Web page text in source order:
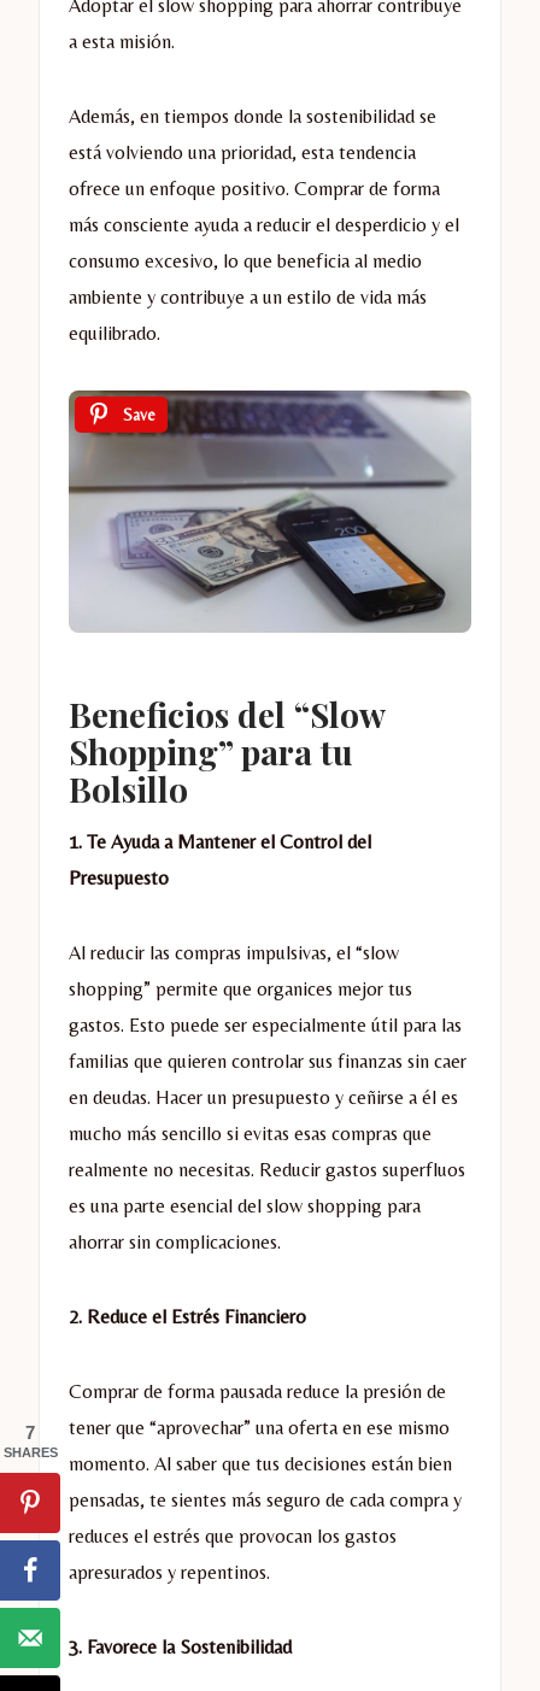
Adoptar el slow shopping para ahorrar contribuye
a esta misión.
Además, en tiempos donde la sostenibilidad se
está volviendo una prioridad, esta tendencia
ofrece un enfoque positivo. Comprar de forma
más consciente ayuda a reducir el desperdicio y el
consumo excesivo, lo que beneficia al medio
ambiente y contribuye a un estilo de vida más
equilibrado.
Save
Beneficios del “Slow
Shopping” para tu
Bolsillo
1. Te Ayuda a Mantener el Control del
Presupuesto
Al reducir las compras impulsivas, el “slow
shopping” permite que organices mejor tus
gastos. Esto puede ser especialmente útil para las
familias que quieren controlar sus finanzas sin caer
en deudas. Hacer un presupuesto y ceñirse a él es
mucho más sencillo si evitas esas compras que
realmente no necesitas. Reducir gastos superfluos
es una parte esencial del slow shopping para
ahorrar sin complicaciones.
2. Reduce el Estrés Financiero
Comprar de forma pausada reduce la presión de
tener que “aprovechar” una oferta en ese mismo
momento. Al saber que tus decisiones están bien
pensadas, te sientes más seguro de cada compra y
reduces el estrés que provocan los gastos
apresurados y repentinos.
3. Favorece la Sostenibilidad
7
SHARES